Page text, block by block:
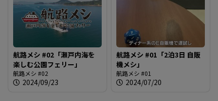
航路メシ #02「瀬戸内海を
楽しむ公園フェリー」
航路メシ #02
2024/09/23
航路メシ #01「2泊3日 自販
機メシ」
航路メシ #01
2024/07/20